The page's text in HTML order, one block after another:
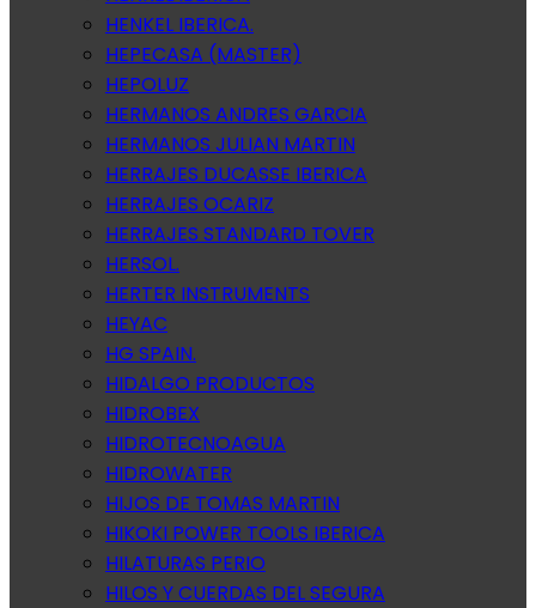
HENKEL IBERICA.
HEPECASA (MASTER)
HEPOLUZ
HERMANOS ANDRES GARCIA
HERMANOS JULIAN MARTIN
HERRAJES DUCASSE IBERICA
HERRAJES OCARIZ
HERRAJES STANDARD TOVER
HERSOL.
HERTER INSTRUMENTS
HEYAC
HG SPAIN.
HIDALGO PRODUCTOS
HIDROBEX
HIDROTECNOAGUA
HIDROWATER
HIJOS DE TOMAS MARTIN
HIKOKI POWER TOOLS IBERICA
HILATURAS PERIO
HILOS Y CUERDAS DEL SEGURA